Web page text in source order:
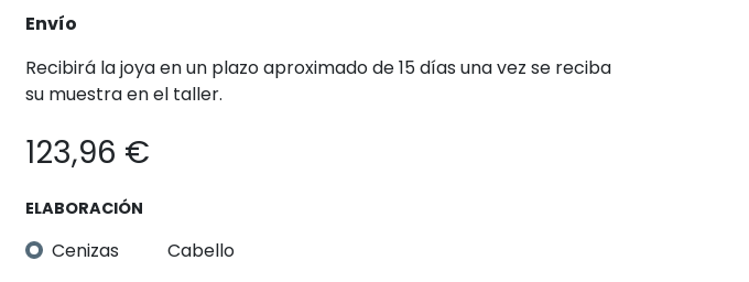
Envío
Recibirá la joya en un plazo aproximado de 15 días una vez se reciba
su muestra en el taller.
123,96 €
ELABORACIÓN
Cenizas Cabello